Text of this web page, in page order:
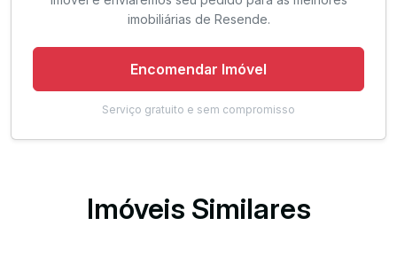
imobiliárias de Resende.
Encomendar Imóvel
Serviço gratuito e sem compromisso
Imóveis Similares